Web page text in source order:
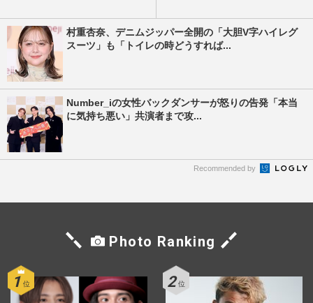
村重杏奈、デニムジッパー全開の「大胆V字ハイレグ
スーツ」も「トイレの時どうすれば...
Number_iの女性バックダンサーが怒りの告発「本当
に気持ち悪い」共演者まで攻...
Recommended by
Photo Ranking